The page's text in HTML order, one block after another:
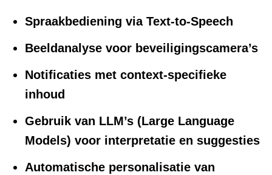
Spraakbediening via Text-to-Speech
Beeldanalyse voor beveiligingscamera’s
Notificaties met context-specifieke
inhoud
Gebruik van LLM’s (Large Language
Models) voor interpretatie en suggesties
Automatische personalisatie van